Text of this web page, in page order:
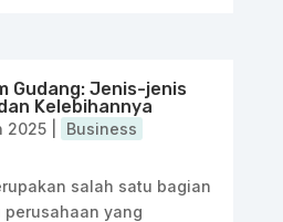
Gudang: Jenis-jenis
Kelebihannya
2025|
Business
salah satu bagian
yang